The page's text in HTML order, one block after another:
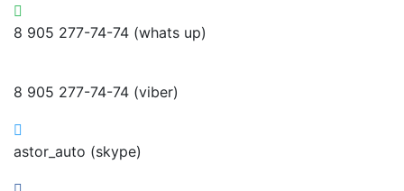
8 905 277-74-74 (whats up)
8 905 277-74-74 (viber)
astor_auto (skype)